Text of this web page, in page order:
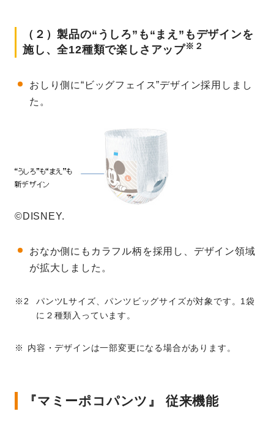
（２）製品の“うしろ”も“まえ”もデザインを
施し、全12種類で楽しさアップ※２
おしり側に“ビッグフェイス”デザイン採用しまし
た。
©DISNEY.
おなか側にもカラフル柄を採用し、デザイン領域
が拡大しました。
パンツLサイズ、パンツビッグサイズが対象です。1袋
に２種類入っています。
内容・デザインは一部変更になる場合があります。
『マミーポコパンツ』 従来機能